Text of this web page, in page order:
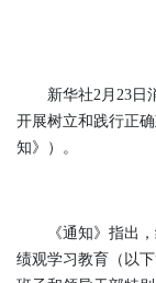
新华社2月23日消
开展树立和践行正
知》）。
《通知》指出，
绩观学习教育（以